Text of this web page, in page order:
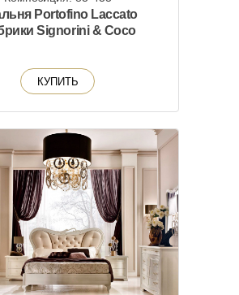
Portofino Laccato
Signorini & Coco
КУПИТЬ